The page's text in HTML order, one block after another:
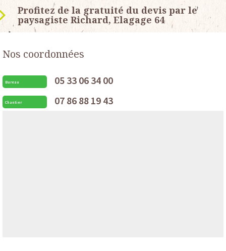
Profitez de la gratuité du devis par le
paysagiste Richard, Elagage 64
Nos coordonnées
Bureau 05 33 06 34 00
Chantier 07 86 88 19 43